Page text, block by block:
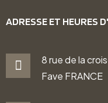
ADRESSE ET HEURES
8 rue de la
Fave FRANCE